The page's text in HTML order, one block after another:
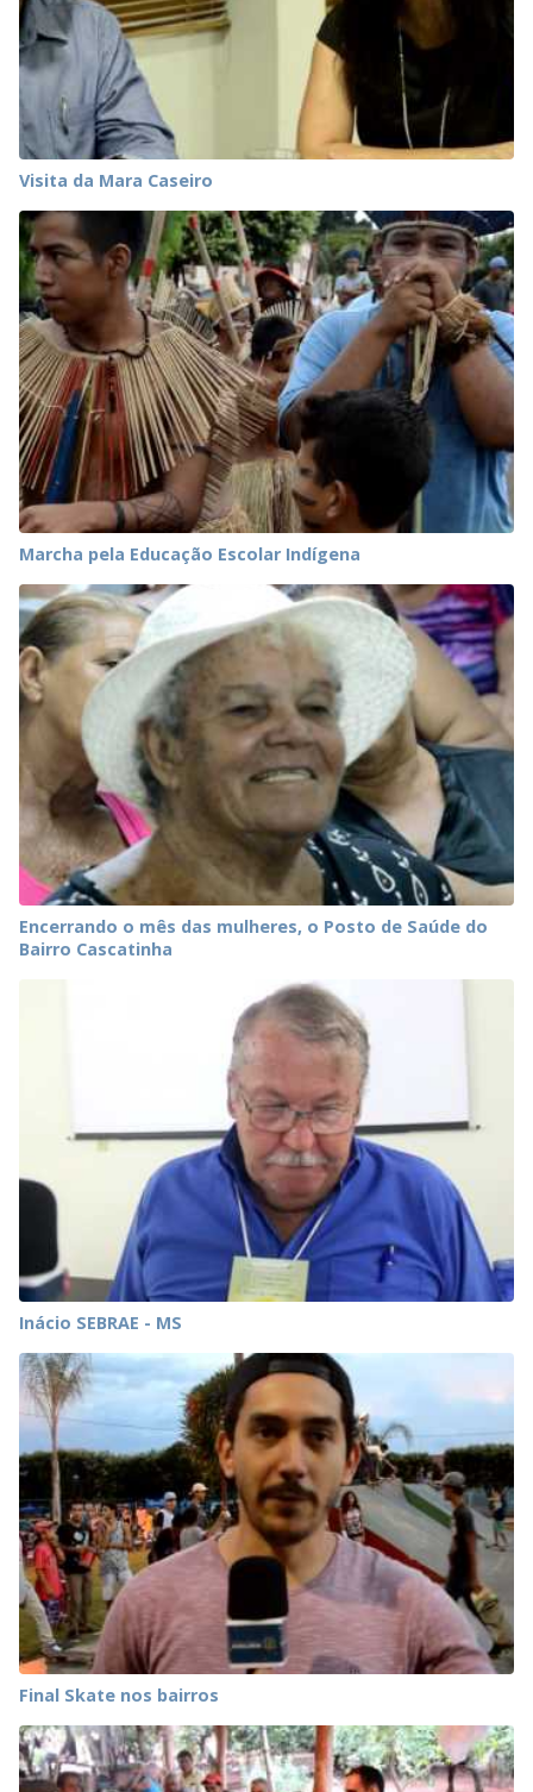
Visita da Mara Caseiro
Marcha pela Educação Escolar Indígena
Encerrando o mês das mulheres, o Posto de Saúde do
Bairro Cascatinha
Inácio SEBRAE - MS
Final Skate nos bairros